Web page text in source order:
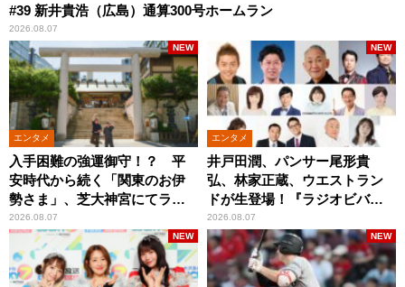
#39 新井貴浩（広島）通算300号ホームラン
2026.08.07
エンタメ
入手困難の強運御守！？ 平
安時代から続く「関東のお伊
勢さま」、芝大神宮にてラン
パンプスが合格祈願！
2026.08.07
NEW
エンタメ
井戸田潤、パンサー尾形貴
弘、林家正蔵、ウエストラン
ドが生登場！『ラジオビバリ
ー昼ズ』
2026.08.07
NEW
NEW NEW